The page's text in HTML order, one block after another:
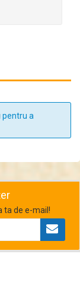
pentru a
ta de e-mail!